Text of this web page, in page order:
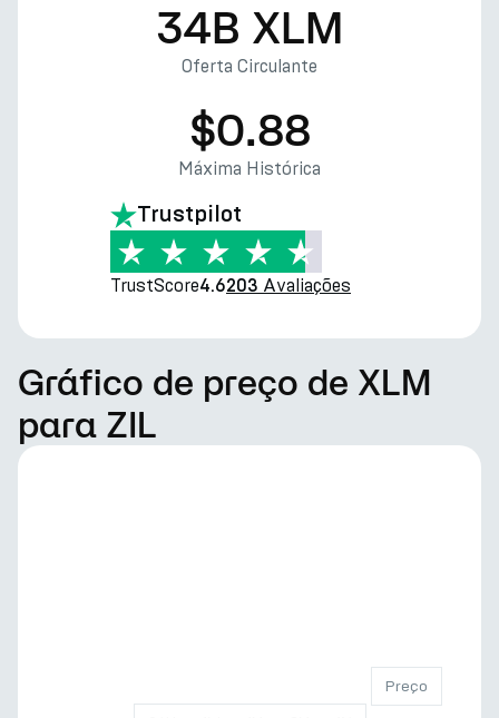
34B XLM
Oferta Circulante
$0.88
Máxima Histórica
Trustpilot
TrustScore4.6203 Avaliações
Gráfico de preço de XLM
para ZIL
Preço